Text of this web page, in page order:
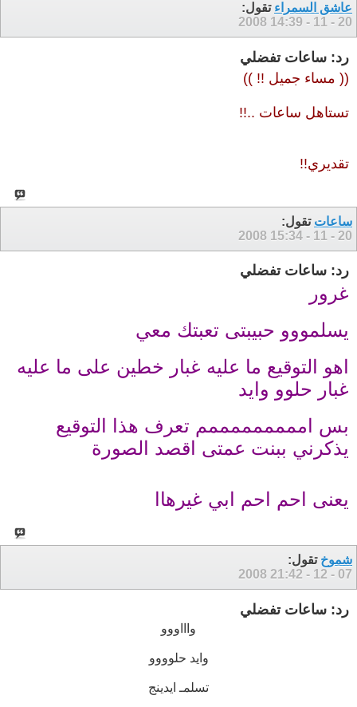
عاشق السمراء تقول:
20 - 11 - 2008
14:39
رد: ساعات تفضلي
(( مساء جميل !! ))
تستاهل ساعات ..!!
تقديري!!
ساعات تقول:
20 - 11 - 2008
15:34
رد: ساعات تفضلي
غرور
يسلمووو حبيبتى تعبتك معي
اهو التوقيع ما عليه غبار خطين على ما عليه
غبار حلوو وايد
بس امممممممممم تعرف هذا التوقيع
يذكرني ببنت عمتى اقصد الصورة
يعنى احم احم ابي غيرهاا
شموخ تقول:
07 - 12 - 2008
21:42
رد: ساعات تفضلي
واااووو
وايد حلوووو
تسلمـ ايدينج